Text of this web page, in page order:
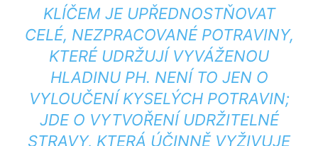
KLÍČEM JE UPŘEDNOSTŇOVAT
CELÉ, NEZPRACOVANÉ POTRAVINY,
KTERÉ UDRŽUJÍ VYVÁŽENOU
HLADINU PH. NENÍ TO JEN O
VYLOUČENÍ KYSELÝCH POTRAVIN;
JDE O VYTVOŘENÍ UDRŽITELNÉ
STRAVY, KTERÁ ÚČINNĚ VYŽIVUJE